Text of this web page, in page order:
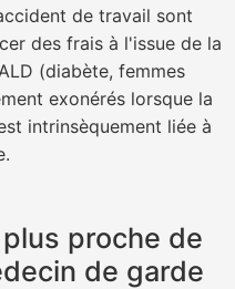
de travail sont
des frais à l'issue de la
(diabète, femmes
exonérés lorsque la
intrinsèquement liée à
proche de
de garde